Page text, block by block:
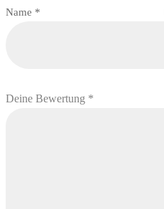
Name *
Deine Bewertung *